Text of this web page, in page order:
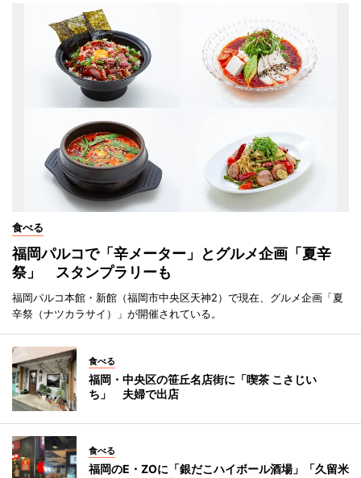
食べる
福岡パルコで「辛メーター」とグルメ企画「夏辛
祭」 スタンプラリーも
福岡パルコ本館・新館（福岡市中央区天神2）で現在、グルメ企画「夏
辛祭（ナツカラサイ）」が開催されている。
食べる
福岡・中央区の笹丘名店街に「喫茶 こさじい
ち」 夫婦で出店
食べる
福岡のE・ZOに「銀だこハイボール酒場」「久留米